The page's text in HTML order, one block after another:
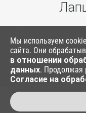
Мы используем
сайта. Они
в отношении
данных. Продолжая
Согласие на